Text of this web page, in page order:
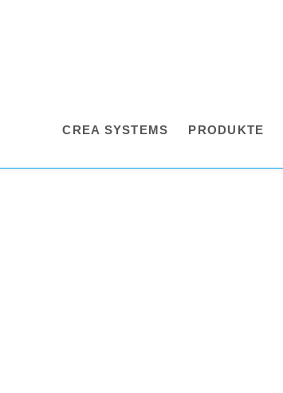
CREA SYSTEMS PRODUKTE